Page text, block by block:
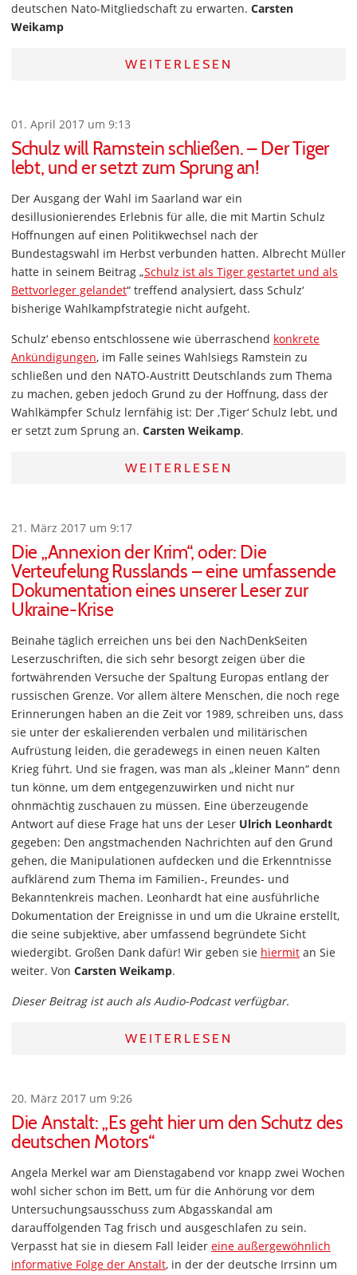
deutschen Nato-Mitgliedschaft zu erwarten. Carsten
Weikamp
WEITERLESEN
01. April 2017 um 9:13
Schulz will Ramstein schließen. – Der Tiger
lebt, und er setzt zum Sprung an!
Der Ausgang der Wahl im Saarland war ein
desillusionierendes Erlebnis für alle, die mit Martin Schulz
Hoffnungen auf einen Politikwechsel nach der
Bundestagswahl im Herbst verbunden hatten. Albrecht Müller
hatte in seinem Beitrag „Schulz ist als Tiger gestartet und als
Bettvorleger gelandet“ treffend analysiert, dass Schulz‘
bisherige Wahlkampfstrategie nicht aufgeht.
Schulz‘ ebenso entschlossene wie überraschend konkrete
Ankündigungen, im Falle seines Wahlsiegs Ramstein zu
schließen und den NATO-Austritt Deutschlands zum Thema
zu machen, geben jedoch Grund zu der Hoffnung, dass der
Wahlkämpfer Schulz lernfähig ist: Der ‚Tiger‘ Schulz lebt, und
er setzt zum Sprung an. Carsten Weikamp.
WEITERLESEN
21. März 2017 um 9:17
Die „Annexion der Krim“, oder: Die
Verteufelung Russlands – eine umfassende
Dokumentation eines unserer Leser zur
Ukraine-Krise
Beinahe täglich erreichen uns bei den NachDenkSeiten
Leserzuschriften, die sich sehr besorgt zeigen über die
fortwährenden Versuche der Spaltung Europas entlang der
russischen Grenze. Vor allem ältere Menschen, die noch rege
Erinnerungen haben an die Zeit vor 1989, schreiben uns, dass
sie unter der eskalierenden verbalen und militärischen
Aufrüstung leiden, die geradewegs in einen neuen Kalten
Krieg führt. Und sie fragen, was man als „kleiner Mann“ denn
tun könne, um dem entgegenzuwirken und nicht nur
ohnmächtig zuschauen zu müssen. Eine überzeugende
Antwort auf diese Frage hat uns der Leser Ulrich Leonhardt
gegeben: Den angstmachenden Nachrichten auf den Grund
gehen, die Manipulationen aufdecken und die Erkenntnisse
aufklärend zum Thema im Familien-, Freundes- und
Bekanntenkreis machen. Leonhardt hat eine ausführliche
Dokumentation der Ereignisse in und um die Ukraine erstellt,
die seine subjektive, aber umfassend begründete Sicht
wiedergibt. Großen Dank dafür! Wir geben sie hiermit an Sie
weiter. Von Carsten Weikamp.
Dieser Beitrag ist auch als Audio-Podcast verfügbar.
WEITERLESEN
20. März 2017 um 9:26
Die Anstalt: „Es geht hier um den Schutz des
deutschen Motors“
Angela Merkel war am Dienstagabend vor knapp zwei Wochen
wohl sicher schon im Bett, um für die Anhörung vor dem
Untersuchungsausschuss zum Abgasskandal am
darauffolgenden Tag frisch und ausgeschlafen zu sein.
Verpasst hat sie in diesem Fall leider eine außergewöhnlich
informative Folge der Anstalt, in der der deutsche Irrsinn um